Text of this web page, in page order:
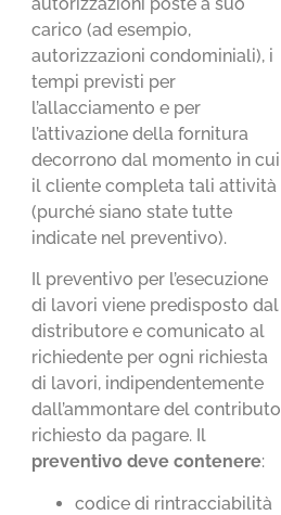
carico (ad esempio,
autorizzazioni condominiali), i
tempi previsti per
l’allacciamento e per
l’attivazione della fornitura
decorrono dal momento in cui
il cliente completa tali attività
(purché siano state tutte
indicate nel preventivo).
Il preventivo per l’esecuzione
di lavori viene predisposto dal
distributore e comunicato al
richiedente per ogni richiesta
di lavori, indipendentemente
dall’ammontare del contributo
richiesto da pagare. Il
preventivo deve contenere:
codice di rintracciabilità